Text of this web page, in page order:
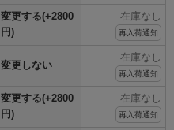
変更する(+2800
円)
在庫なし
再入荷通知
変更しない
在庫なし
再入荷通知
変更する(+2800
円)
在庫なし
再入荷通知